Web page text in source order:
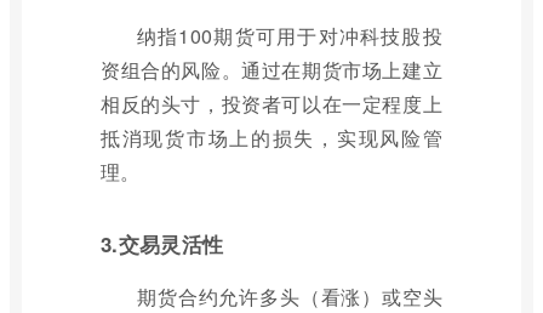
纳指100期货可用于对冲科技股投
资组合的风险。通过在期货市场上建立
相反的头寸，投资者可以在一定程度上
抵消现货市场上的损失，实现风险管
理。
3.交易灵活性
期货合约允许多头（看涨）或空头